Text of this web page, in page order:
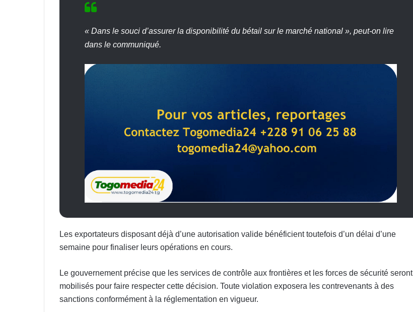
« Dans le souci d’assurer la disponibilité du bétail sur le marché national », peut-on lire
dans le communiqué.
Les exportateurs disposant déjà d’une autorisation valide bénéficient toutefois d’un délai d’une
semaine pour finaliser leurs opérations en cours.
Le gouvernement précise que les services de contrôle aux frontières et les forces de sécurité seront
mobilisés pour faire respecter cette décision. Toute violation exposera les contrevenants à des
sanctions conformément à la réglementation en vigueur.